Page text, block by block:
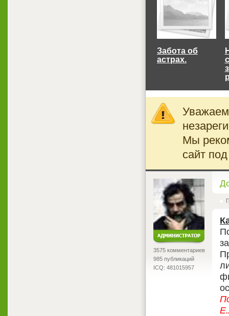
Забота об
астрах.
Мы
сайт
3575 комментариев
985 публикаций
ICQ: 481015957